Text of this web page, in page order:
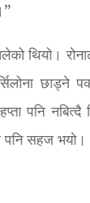
थियो।
छाड्ने
पनि नबित्दै
पनि सहज भयो।